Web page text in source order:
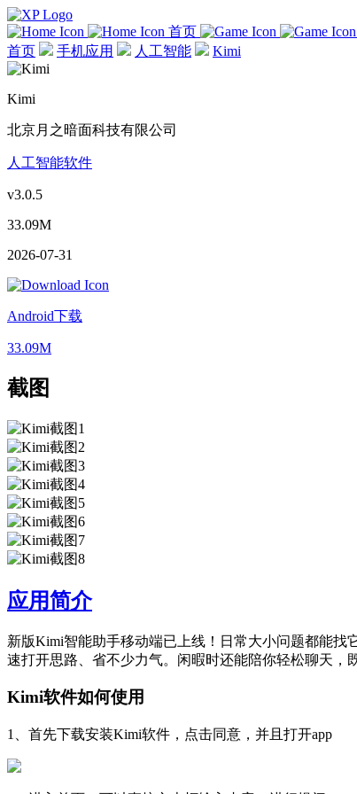
首页
首页
手机应用 人工智能 Kimi
Kimi
北京月之暗面科技有限公司
人工智能软件
v3.0.5
33.09M
2026-07-31
Android下载
33.09M
截图
应用简介
新版Kimi智能助手移动端已上线！日常大小问题都能
速打开思路、省不少力气。闲暇时还能陪你轻松聊天，
Kimi软件如何使用
1、首先下载安装Kimi软件，点击同意，并且打开app